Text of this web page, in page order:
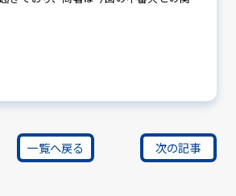
一覧へ戻る 次の記事